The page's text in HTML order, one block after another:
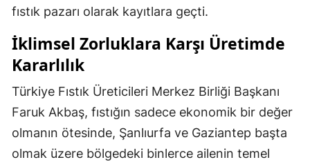
fıstık pazarı olarak kayıtlara geçti.
İklimsel Zorluklara Karşı Üretimde
Kararlılık
Türkiye Fıstık Üreticileri Merkez Birliği Başkanı
Faruk Akbaş, fıstığın sadece ekonomik bir değer
olmanın ötesinde, Şanlıurfa ve Gaziantep başta
olmak üzere bölgedeki binlerce ailenin temel